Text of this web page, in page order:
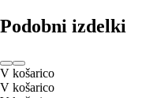
Podobni izdelki
V košarico
V košarico